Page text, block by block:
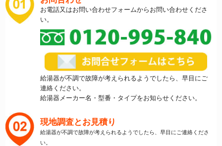
お電話又はお問い合わせフォームからお問い合わせくださ
い。
給湯器が不調で故障が考えられるようでしたら、早目にご
連絡ください。
給湯器メーカー名・型番・タイプをお知らせください。
現地調査とお見積り
給湯器が不調で故障が考えられるようでしたら、早目にご連絡くださ
い。